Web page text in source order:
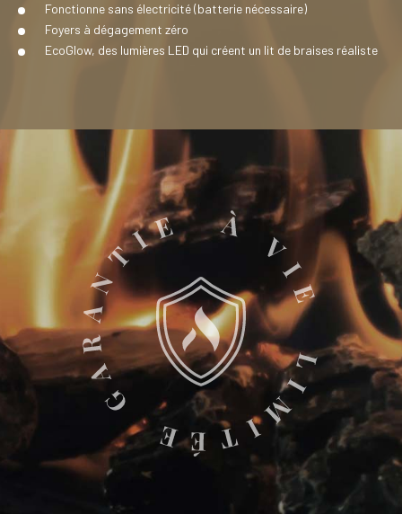
Fonctionne sans électricité (batterie nécessaire)
Foyers à dégagement zéro
EcoGlow, des lumières LED qui créent un lit de braises réaliste